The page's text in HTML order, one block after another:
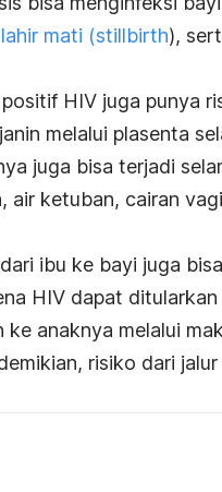
mati (stillbirth),
HIV juga punya
melalui plasenta
juga bisa terjadi
air ketuban, cairan
ibu ke bayi juga
HIV dapat ditularkan
anaknya melalui
risiko dari